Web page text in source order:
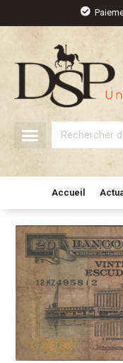
contenu
Rechercher
Accueil